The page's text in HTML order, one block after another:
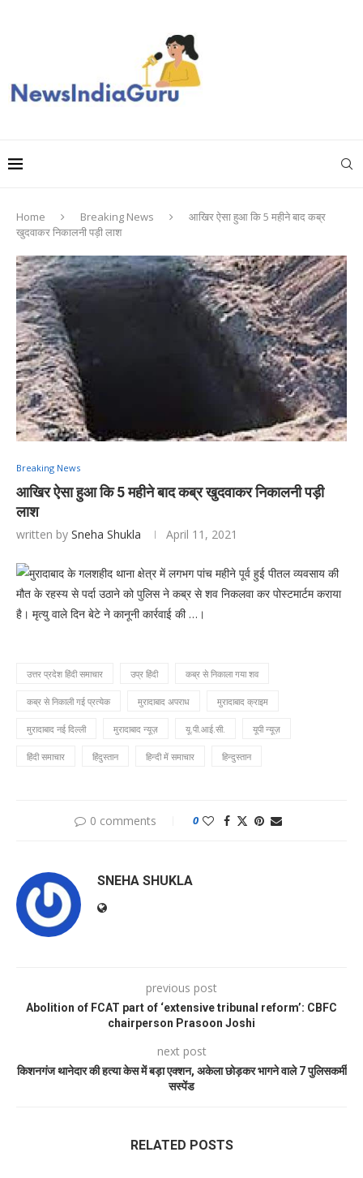
Home Breaking News
आखिर ऐसा हुआ कि 5 महीने बाद कब्र
खुदवाकर निकालनी पड़ी लाश
Breaking News
आखिर ऐसा हुआ कि 5 महीने बाद कब्र खुदवाकर निकालनी पड़ी
लाश
written by Sneha Shukla April 11, 2021
मुरादाबाद के गलशहीद थाना क्षेत्र में लगभग पांच महीने पूर्व हुई पीतल व्यवसाय की
मौत के रहस्य से पर्दा उठाने को पुलिस ने कब्र से शव निकलवा कर पोस्टमार्टम कराया
है। मृत्यु वाले दिन बेटे ने कानूनी कार्रवाई की …।
उत्तर प्रदेश हिंदी समाचार उप्र हिंदी कब्र से निकाला गया शव
कब्र से निकाली गई प्रत्येक मुरादाबाद अपराध मुरादाबाद क्राइम
मुरादाबाद नई दिल्ली मुरादाबाद न्यूज़ यू.पी.आई.सी. यूपी न्यूज़
हिंदी समाचार हिंदुस्तान हिन्दी में समाचार हिन्दुस्तान
0 comments 0
SNEHA SHUKLA
previous post
Abolition of FCAT part of ‘extensive tribunal reform’: CBFC
chairperson Prasoon Joshi
next post
किशनगंज थानेदार की हत्या केस में बड़ा एक्शन, अकेला छोड़कर भागने वाले 7 पुलिसकर्मी
सस्पेंड
RELATED POSTS